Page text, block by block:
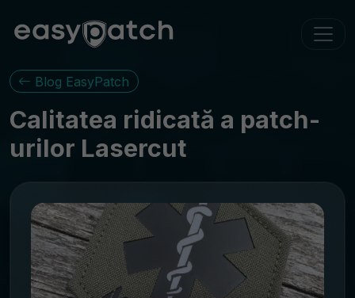
Blog EasyPatch
Calitatea ridicată a patch-
urilor Lasercut